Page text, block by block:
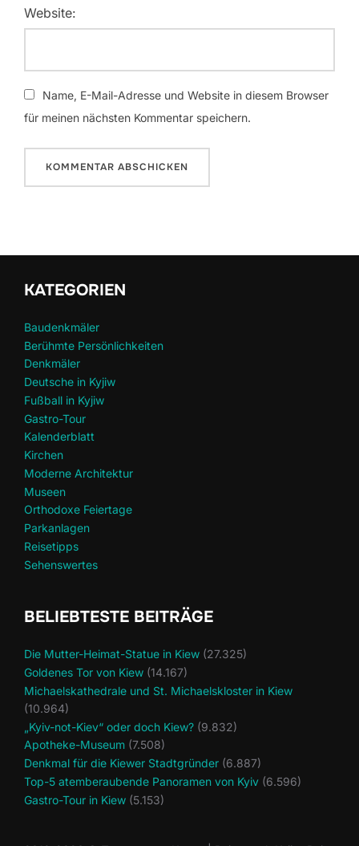
Website:
Name, E-Mail-Adresse und Website in diesem Browser
für meinen nächsten Kommentar speichern.
KATEGORIEN
Baudenkmäler
Berühmte Persönlichkeiten
Denkmäler
Deutsche in Kyjiw
Fußball in Kyjiw
Gastro-Tour
Kalenderblatt
Kirchen
Moderne Architektur
Museen
Orthodoxe Feiertage
Parkanlagen
Reisetipps
Sehenswertes
BELIEBTESTE BEITRÄGE
Die Mutter-Heimat-Statue in Kiew (27.325)
Goldenes Tor von Kiew (14.167)
Michaelskathedrale und St. Michaelskloster in Kiew
(10.964)
„Kyiv-not-Kiev“ oder doch Kiew? (9.832)
Apotheke-Museum (7.508)
Denkmal für die Kiewer Stadtgründer (6.887)
Top-5 atemberaubende Panoramen von Kyiv (6.596)
Gastro-Tour in Kiew (5.153)